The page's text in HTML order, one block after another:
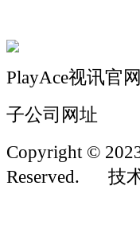
PlayAce视讯官
子公司网址
Copyright ©
Reserved.
技